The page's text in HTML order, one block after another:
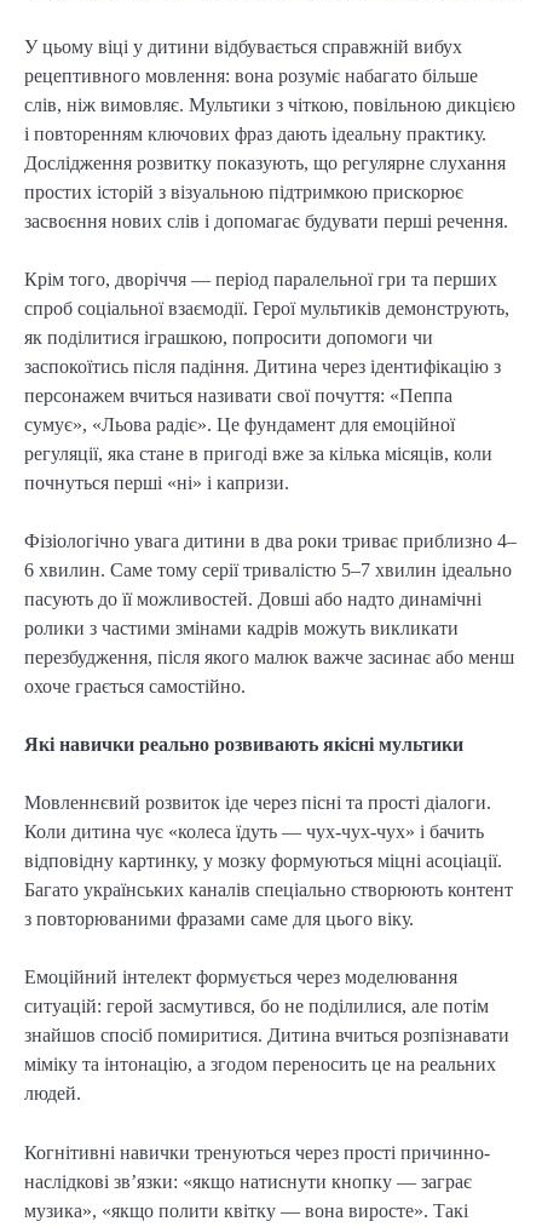
У цьому віці у дитини відбувається справжній вибух
рецептивного мовлення: вона розуміє набагато більше
слів, ніж вимовляє. Мультики з чіткою, повільною дикцією
і повторенням ключових фраз дають ідеальну практику.
Дослідження розвитку показують, що регулярне слухання
простих історій з візуальною підтримкою прискорює
засвоєння нових слів і допомагає будувати перші речення.
Крім того, дворіччя — період паралельної гри та перших
спроб соціальної взаємодії. Герої мультиків демонструють,
як поділитися іграшкою, попросити допомоги чи
заспокоїтись після падіння. Дитина через ідентифікацію з
персонажем вчиться називати свої почуття: «Пеппа
сумує», «Льова радіє». Це фундамент для емоційної
регуляції, яка стане в пригоді вже за кілька місяців, коли
почнуться перші «ні» і капризи.
Фізіологічно увага дитини в два роки триває приблизно 4–
6 хвилин. Саме тому серії тривалістю 5–7 хвилин ідеально
пасують до її можливостей. Довші або надто динамічні
ролики з частими змінами кадрів можуть викликати
перезбудження, після якого малюк важче засинає або менш
охоче грається самостійно.
Які навички реально розвивають якісні мультики
Мовленнєвий розвиток іде через пісні та прості діалоги.
Коли дитина чує «колеса їдуть — чух-чух-чух» і бачить
відповідну картинку, у мозку формуються міцні асоціації.
Багато українських каналів спеціально створюють контент
з повторюваними фразами саме для цього віку.
Емоційний інтелект формується через моделювання
ситуацій: герой засмутився, бо не поділилися, але потім
знайшов спосіб помиритися. Дитина вчиться розпізнавати
міміку та інтонацію, а згодом переносить це на реальних
людей.
Когнітивні навички тренуються через прості причинно-
наслідкові зв’язки: «якщо натиснути кнопку — заграє
музика», «якщо полити квітку — вона виросте». Такі